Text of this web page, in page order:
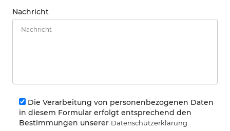
Nachricht
Die Verarbeitung von personenbezogenen Daten
in diesem Formular erfolgt entsprechend den
Bestimmungen unserer Datenschutzerklärung.